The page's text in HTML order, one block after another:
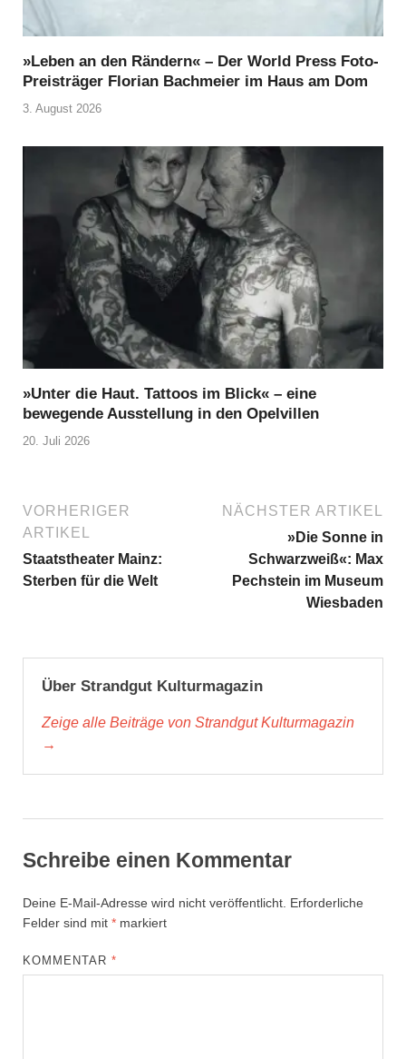
»Leben an den Rändern« – Der World Press Foto-
Preisträger Florian Bachmeier im Haus am Dom
3. August 2026
»Unter die Haut. Tattoos im Blick« – eine
bewegende Ausstellung in den Opelvillen
20. Juli 2026
VORHERIGER
ARTIKEL
Staatstheater Mainz:
Sterben für die Welt
NÄCHSTER ARTIKEL
»Die Sonne in
Schwarzweiß«: Max
Pechstein im Museum
Wiesbaden
Über Strandgut Kulturmagazin
Zeige alle Beiträge von Strandgut Kulturmagazin
→
Schreibe einen Kommentar
Deine E-Mail-Adresse wird nicht veröffentlicht. Erforderliche
Felder sind mit * markiert
KOMMENTAR*